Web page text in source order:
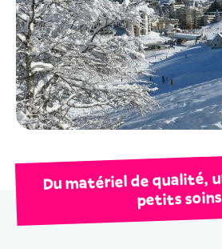
Du matériel de qualité,
petits soins